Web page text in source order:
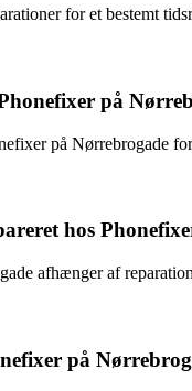
for et bestemt
på
på Nørrebrogade
hos
afhænger af
på